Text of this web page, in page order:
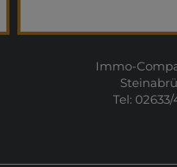
Immo-
Tel: